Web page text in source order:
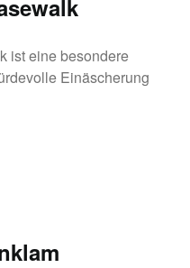
ist eine besondere
Einäscherung